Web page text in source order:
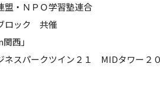
盟・ＮＰＯ学習塾連合
ロック 共催
西」
ネスパークツイン２１ MIDタワー２